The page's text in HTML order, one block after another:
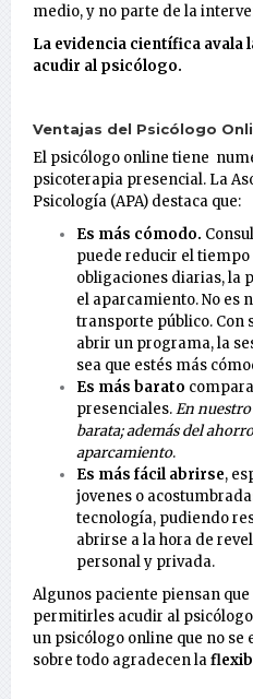
medio, y no parte de la
La evidencia científica avala
acudir al psicólogo.
Ventajas del Psicólogo
El psicólogo online tiene
psicoterapia presencial. La
Psicología (APA) destaca que:
Es más cómodo.
puede reducir el
obligaciones diarias, la
el aparcamiento. No es
transporte público. Con
abrir un programa, la
sea que estés más
Es más barato
presenciales.En nuestro
barata; además del
aparcamiento.
Es más fácil abrirse,
jovenes o
tecnología, pudiendo
abrirse a la hora de
personal y privada.
Algunos paciente piensan
permitirles acudir al psicólogo
un psicólogo online que no se
sobre todo agradecen la